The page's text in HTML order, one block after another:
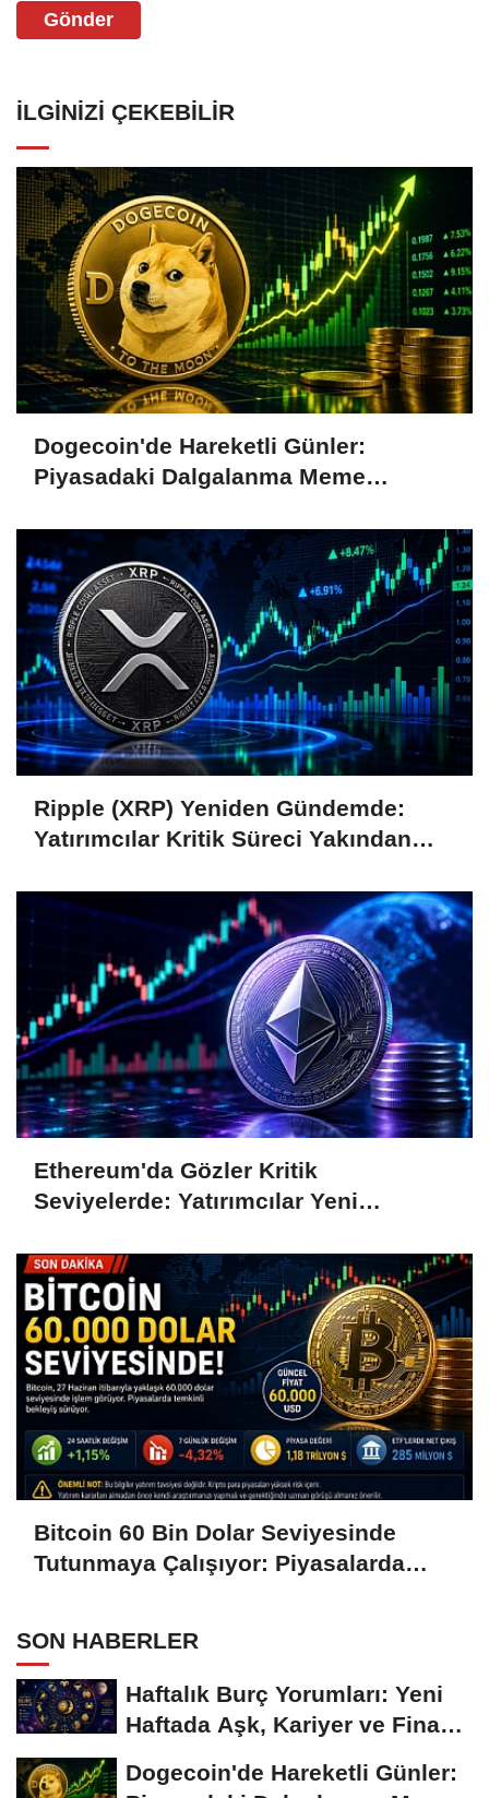
Gönder
İLGINIZI ÇEKEBILIR
Dogecoin'de Hareketli Günler:
Piyasadaki Dalgalanma Meme
Ripple (XRP) Yeniden Gündemde:
Yatırımcılar Kritik Süreci Yakından
Ethereum'da Gözler Kritik
Seviyelerde: Yatırımcılar Yeni
Bitcoin 60 Bin Dolar Seviyesinde
Tutunmaya Çalışıyor: Piyasalarda
SON HABERLER
Haftalık Burç Yorumları: Yeni
Haftada Aşk, Kariyer ve Finans
Dogecoin'de Hareketli Günler: